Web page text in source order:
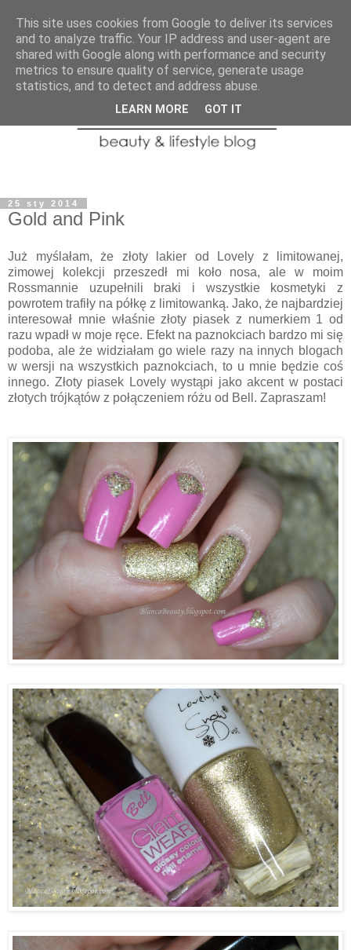
25 sty 2014
Gold and Pink
Już myślałam, że złoty lakier od Lovely z limitowanej,
zimowej kolekcji przeszedł mi koło nosa, ale w moim
Rossmannie uzupełnili braki i wszystkie kosmetyki z
powrotem trafiły na półkę z limitowanką. Jako, że najbardziej
interesował mnie właśnie złoty piasek z numerkiem 1 od
razu wpadł w moje ręce. Efekt na paznokciach bardzo mi się
podoba, ale że widziałam go wiele razy na innych blogach
w wersji na wszystkich paznokciach, to u mnie będzie coś
innego. Złoty piasek Lovely wystąpi jako akcent w postaci
złotych trójkątów z połączeniem różu od Bell. Zapraszam!
This site uses cookies from Google to deliver its services
and to analyze traffic. Your IP address and user-agent are
shared with Google along with performance and security
metrics to ensure quality of service, generate usage
statistics, and to detect and address abuse.
LEARN MORE GOT IT